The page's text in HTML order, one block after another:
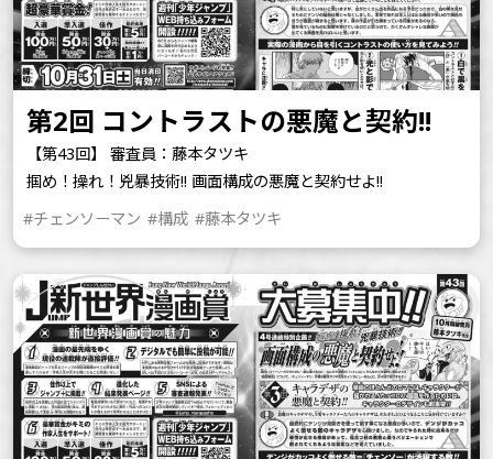
第2回 コントラストの悪魔と契約!!
【第43回】 審査員：藤本タツキ
掴め！操れ！兇暴技術!! 画面構成の悪魔と契約せよ!!
#チェンソーマン #構成 #藤本タツキ